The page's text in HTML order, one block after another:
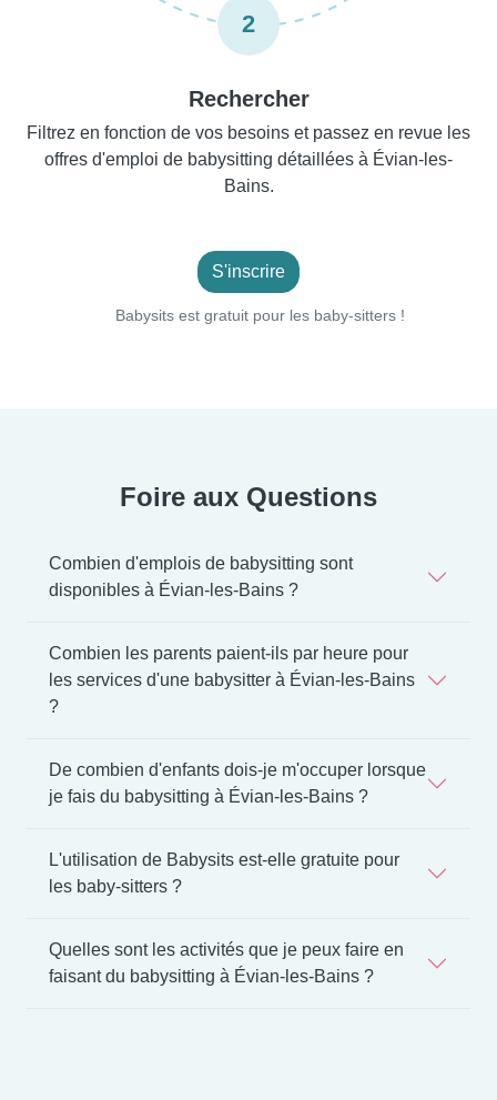
2
Rechercher
Filtrez en fonction de vos besoins et passez en revue les
offres d'emploi de babysitting détaillées à Évian-les-
Bains.
S'inscrire
Babysits est gratuit pour les baby-sitters !
Foire aux Questions
Combien d'emplois de babysitting sont
disponibles à Évian-les-Bains ?
Combien les parents paient-ils par heure pour
les services d'une babysitter à Évian-les-Bains
?
De combien d'enfants dois-je m'occuper lorsque
je fais du babysitting à Évian-les-Bains ?
L'utilisation de Babysits est-elle gratuite pour
les baby-sitters ?
Quelles sont les activités que je peux faire en
faisant du babysitting à Évian-les-Bains ?